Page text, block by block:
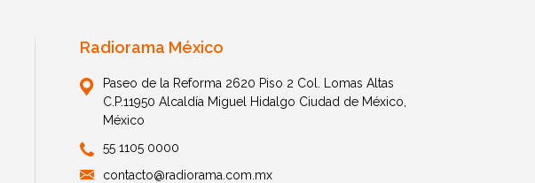
Radiorama México
Paseo de la Reforma 2620 Piso 2 Col. Lomas Altas
C.P.11950 Alcaldía Miguel Hidalgo Ciudad de México,
México
55 1105 0000
contacto@radiorama.com.mx